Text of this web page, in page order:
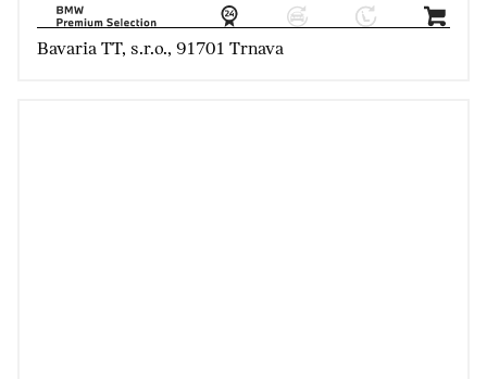
Bavaria TT, s.r.o., 91701 Trnava